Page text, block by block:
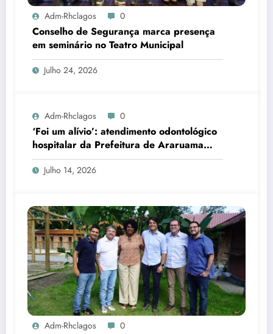
Adm-Rhclagos 0
Conselho de Segurança marca presença
em seminário no Teatro Municipal
Julho 24, 2026
Adm-Rhclagos 0
‘Foi um alívio’: atendimento odontológico
hospitalar da Prefeitura de Araruama
transforma rotina de famílias atípicas
Julho 14, 2026
Adm-Rhclagos 0